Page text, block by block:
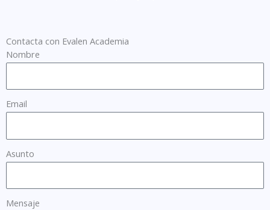
Contacta con Evalen Academia
Nombre
Email
Asunto
Mensaje